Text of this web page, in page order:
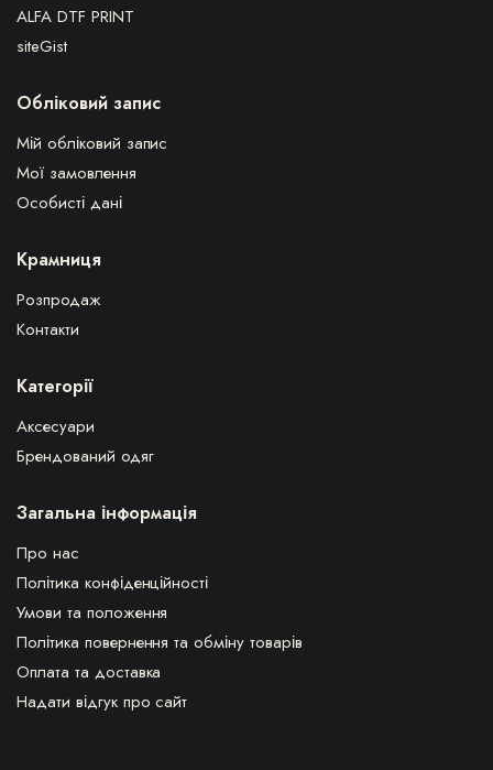
ALFA DTF PRINT
siteGist
Обліковий запис
Мій обліковий запис
Мої замовлення
Особисті дані
Крамниця
Розпродаж
Контакти
Категорії
Аксесуари
Брендований одяг
Загальна інформація
Про нас
Політика конфіденційності
Умови та положення
Політика повернення та обміну товарів
Оплата та доставка
Надати відгук про сайт